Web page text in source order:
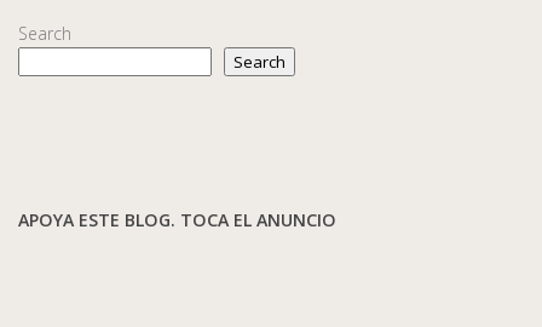
Search
Search
APOYA ESTE BLOG. TOCA EL ANUNCIO